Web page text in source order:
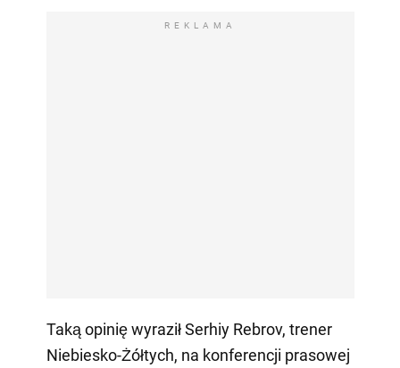
REKLAMA
Taką opinię wyraził Serhiy Rebrov, trener
Niebiesko-Żółtych, na konferencji prasowej